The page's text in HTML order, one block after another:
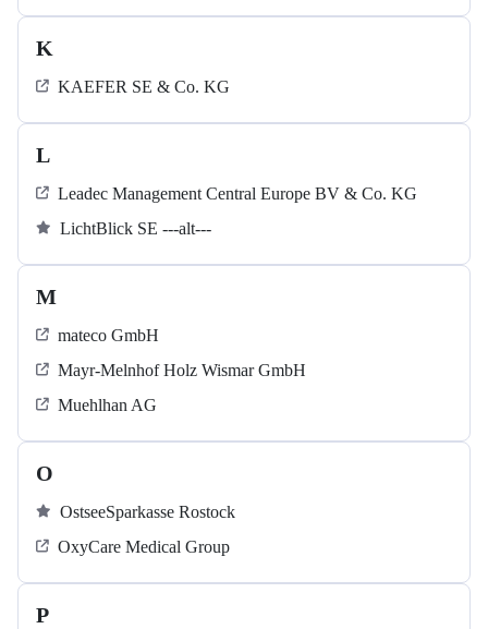
K
KAEFER SE & Co. KG
L
Leadec Management Central Europe BV & Co. KG
LichtBlick SE ---alt---
M
mateco GmbH
Mayr-Melnhof Holz Wismar GmbH
Muehlhan AG
O
OstseeSparkasse Rostock
OxyCare Medical Group
P